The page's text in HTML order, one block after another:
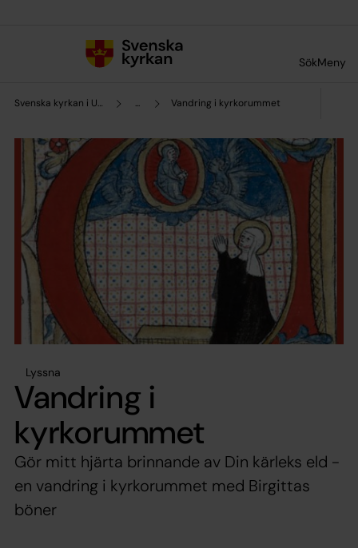
SökMeny
Svenska kyrkan i Upplands Väsby ... Vandring i kyrkorummet
Lyssna
Vandring i
kyrkorummet
Gör mitt hjärta brinnande av Din kärleks eld -
en vandring i kyrkorummet med Birgittas
böner